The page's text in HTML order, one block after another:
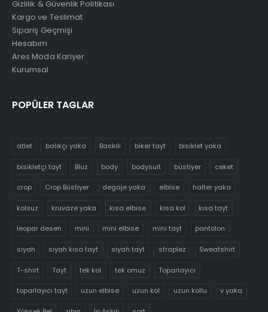
Gizlilik & Güvenlik Politikası
Kargo ve Teslimat
Sipariş Geçmişi
Hesabım
Ares Moda Kariyer
Kurumsal
POPÜLER TAGLAR
atlet balıkçı yaka Baskılı biker tayt bisiklet yaka
bisikletçi tayt Bluz body bodysuit büstiyer ceket
crop Crop Büstiyer degaje yaka elbise halter yaka
kolsuz kruvaze yaka kısa elbise kısa kol kısa tayt
leopar desen mini mini elbise mini tayt pantolon
siyah siyah kısa tayt siyah tayt straplez Sweatshirt
T-shirt Tayt tek kol tek omuz Toparlayıcı
toparlayıcı tayt uzun elbise uzun kol uzun kollu v yaka